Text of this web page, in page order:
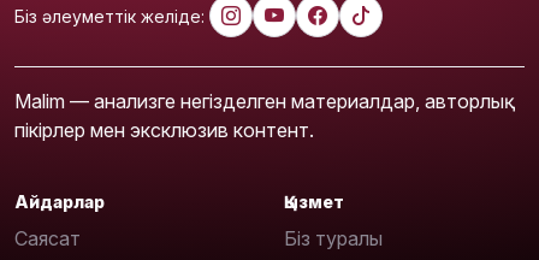
Біз әлеуметтік желіде:
Malim — анализге негізделген материалдар, авторлық
пікірлер мен эксклюзив контент.
Айдарлар
Саясат
Қызмет
Біз туралы